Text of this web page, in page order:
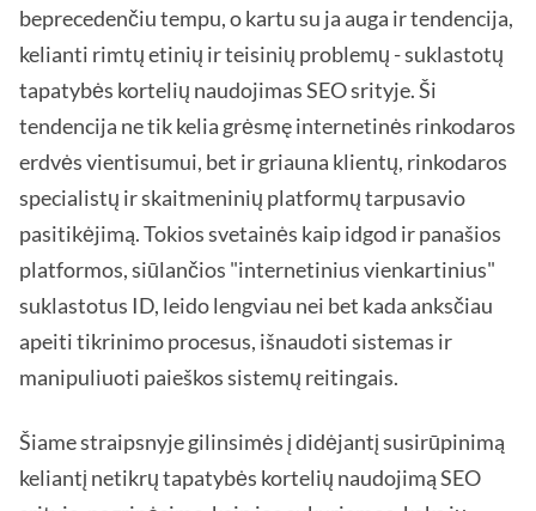
beprecedenčiu tempu, o kartu su ja auga ir tendencija,
kelianti rimtų etinių ir teisinių problemų - suklastotų
tapatybės kortelių naudojimas SEO srityje. Ši
tendencija ne tik kelia grėsmę internetinės rinkodaros
erdvės vientisumui, bet ir griauna klientų, rinkodaros
specialistų ir skaitmeninių platformų tarpusavio
pasitikėjimą. Tokios svetainės kaip idgod ir panašios
platformos, siūlančios "internetinius vienkartinius"
suklastotus ID, leido lengviau nei bet kada anksčiau
apeiti tikrinimo procesus, išnaudoti sistemas ir
manipuliuoti paieškos sistemų reitingais.
Šiame straipsnyje gilinsimės į didėjantį susirūpinimą
keliantį netikrų tapatybės kortelių naudojimą SEO